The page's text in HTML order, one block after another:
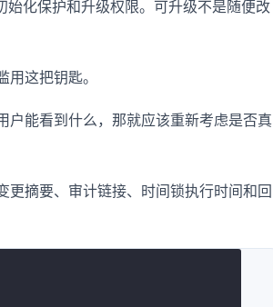
化保护和升级权限。可升级不是随便改
这把钥匙。
户能看到什么，那就应该重新考虑是否真
更摘要、审计链接、时间锁执行时间和回